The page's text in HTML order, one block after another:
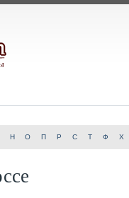
Н О П Р С Т Ф Х